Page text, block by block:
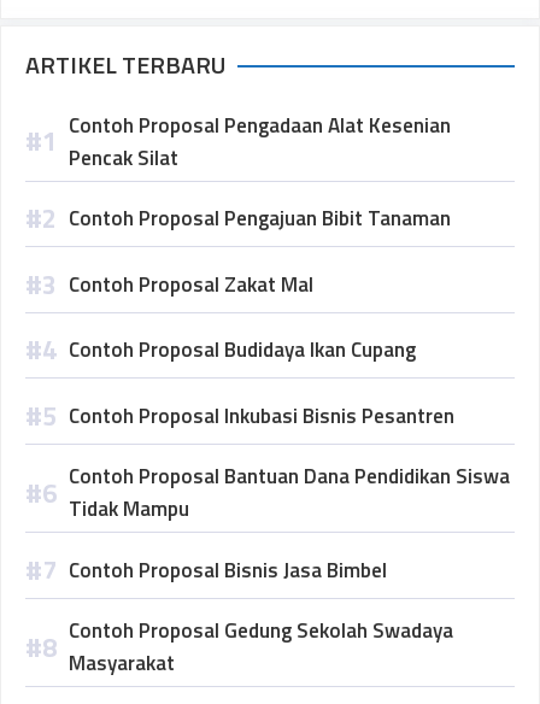
ARTIKEL TERBARU
Contoh Proposal Pengadaan Alat Kesenian
Pencak Silat
Contoh Proposal Pengajuan Bibit Tanaman
Contoh Proposal Zakat Mal
Contoh Proposal Budidaya Ikan Cupang
Contoh Proposal Inkubasi Bisnis Pesantren
Contoh Proposal Bantuan Dana Pendidikan Siswa
Tidak Mampu
Contoh Proposal Bisnis Jasa Bimbel
Contoh Proposal Gedung Sekolah Swadaya
Masyarakat